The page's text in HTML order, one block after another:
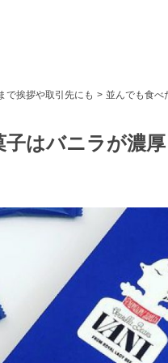
で挨拶や取引先にも > 並んでも食べ
はバニラが濃